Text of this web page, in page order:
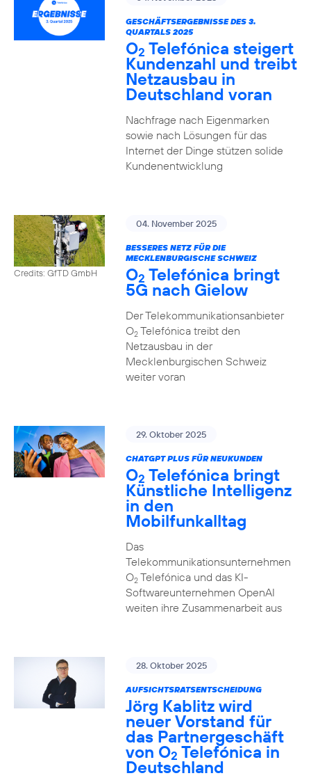
GESCHÄFTSERGEBNISSE DES 3.
QUARTALS 2025
O2 Telefónica steigert
Kundenzahl und treibt
Netzausbau in
Deutschland voran
Nachfrage nach Eigenmarken
sowie nach Lösungen für das
Internet der Dinge stützen solide
Kundenentwicklung
Credits: GfTD GmbH
04. November 2025
BESSERES NETZ FÜR DIE
MECKLENBURGISCHE SCHWEIZ
O2 Telefónica bringt
5G nach Gielow
Der Telekommunikationsanbieter
O2Telefónica treibt den
Netzausbau in der
Mecklenburgischen Schweiz
weiter voran
29. Oktober 2025
CHATGPT PLUS FÜR NEUKUNDEN
O2 Telefónica bringt
Künstliche Intelligenz
in den
Mobilfunkalltag
Das
Telekommunikationsunternehmen
O2Telefónica und das KI-
Softwareunternehmen OpenAI
weiten ihre Zusammenarbeit aus
28. Oktober 2025
AUFSICHTSRATSENTSCHEIDUNG
Jörg Kablitz wird
neuer Vorstand für
das Partnergeschäft
von O2 Telefónica in
Deutschland